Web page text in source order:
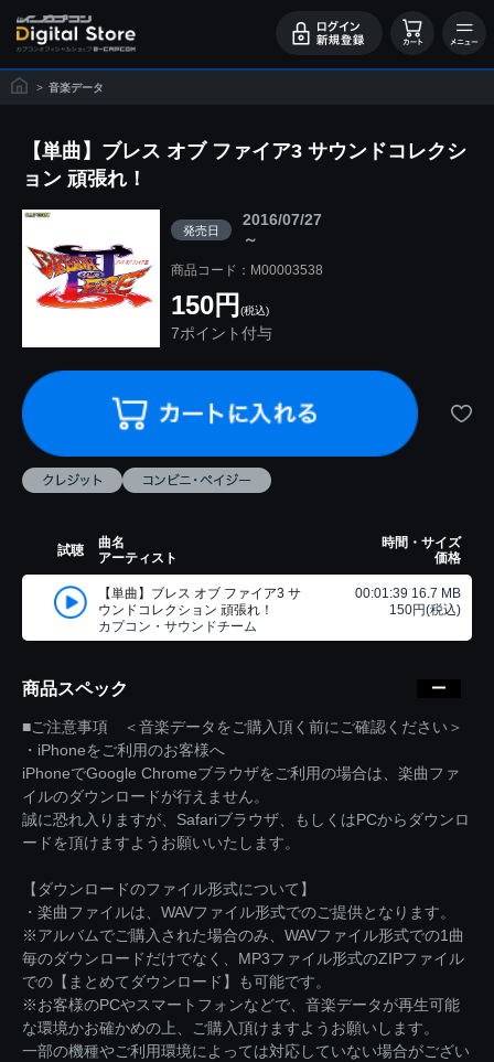
> 音楽データ
【単曲】ブレス オブ ファイア3 サウンドコレクシ
ョン 頑張れ！
発売日
2016/07/27
～
商品コード：M00003538
150円 (税込)
7ポイント付与
試聴
曲名
アーティスト
時間・サイズ
価格
【単曲】ブレス オブ ファイア3 サ
ウンドコレクション 頑張れ！
カプコン・サウンドチーム
00:01:39 16.7 MB
150円(税込)
商品スペック
■ご注意事項 ＜音楽データをご購入頂く前にご確認ください＞
・iPhoneをご利用のお客様へ
iPhoneでGoogle Chromeブラウザをご利用の場合は、楽曲ファ
イルのダウンロードが行えません。
誠に恐れ入りますが、Safariブラウザ、もしくはPCからダウンロ
ードを頂けますようお願いいたします。
【ダウンロードのファイル形式について】
・楽曲ファイルは、WAVファイル形式でのご提供となります。
※アルバムでご購入された場合のみ、WAVファイル形式での1曲
毎のダウンロードだけでなく、MP3ファイル形式のZIPファイル
での【まとめてダウンロード】も可能です。
※お客様のPCやスマートフォンなどで、音楽データが再生可能
な環境かお確かめの上、ご購入頂けますようお願いします。
一部の機種やご利用環境によっては対応していない場合がござい